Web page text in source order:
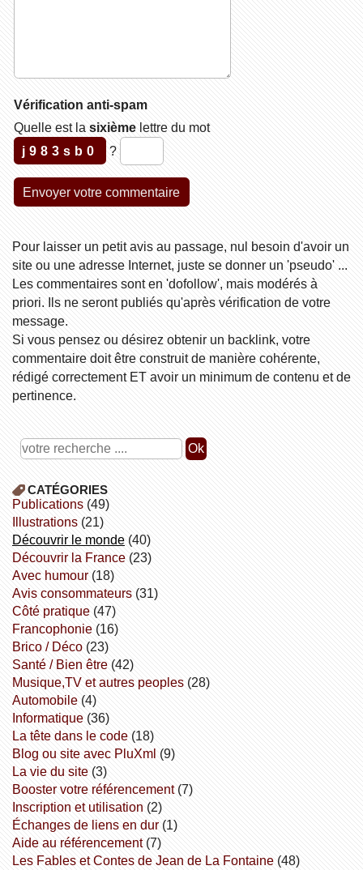
Vérification anti-spam
Quelle est la sixièmelettre du mot
j983sb0
?
Pour laisser un petit avis au passage, nul besoin d'avoir un
site ou une adresse Internet, juste se donner un 'pseudo' ...
Les commentaires sont en 'dofollow', mais modérés à
priori. Ils ne seront publiés qu'après vérification de votre
message.
Si vous pensez ou désirez obtenir un backlink, votre
commentaire doit être construit de manière cohérente,
rédigé correctement ET avoir un minimum de contenu et de
pertinence.
CATÉGORIES
publications(49)
illustrations(21)
découvrir le monde(40)
découvrir la France(23)
avec humour(18)
avis consommateurs(31)
côté pratique(47)
Francophonie(16)
Brico / Déco(23)
Santé / Bien être(42)
Musique,TV et autres peoples(28)
Automobile(4)
informatique(36)
la tête dans le code(18)
Blog ou site avec PluXml (9)
la vie du site(3)
booster votre référencement(7)
inscription et utilisation (2)
échanges de liens en dur(1)
aide au référencement(7)
Les Fables et Contes de Jean de La Fontaine(48)